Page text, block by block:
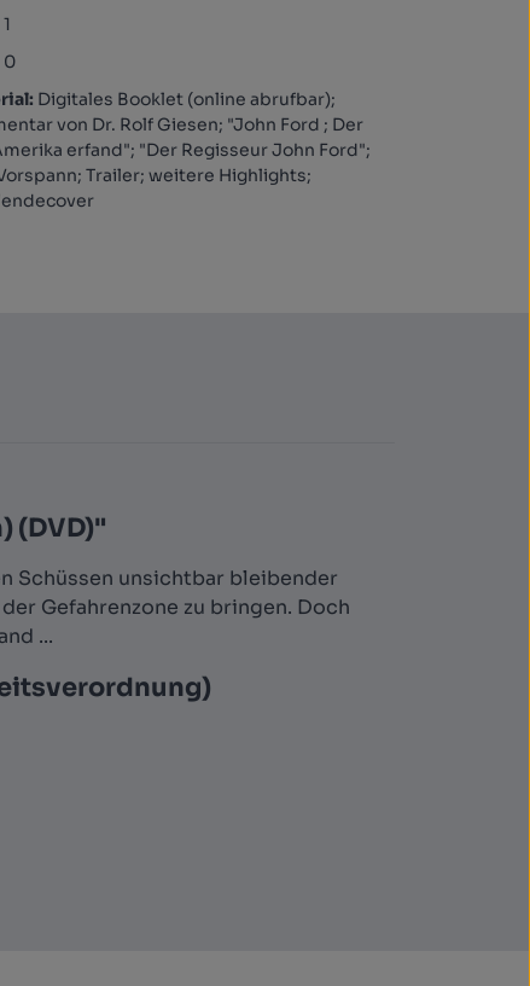
1
0
Digitales Booklet (online abrufbar);
von Dr. Rolf Giesen; "John Ford ; Der
erfand"; "Der Regisseur John Ford";
Trailer; weitere Highlights;
(DVD)"
Schüssen unsichtbar bleibender
Gefahrenzone zu bringen. Doch
...